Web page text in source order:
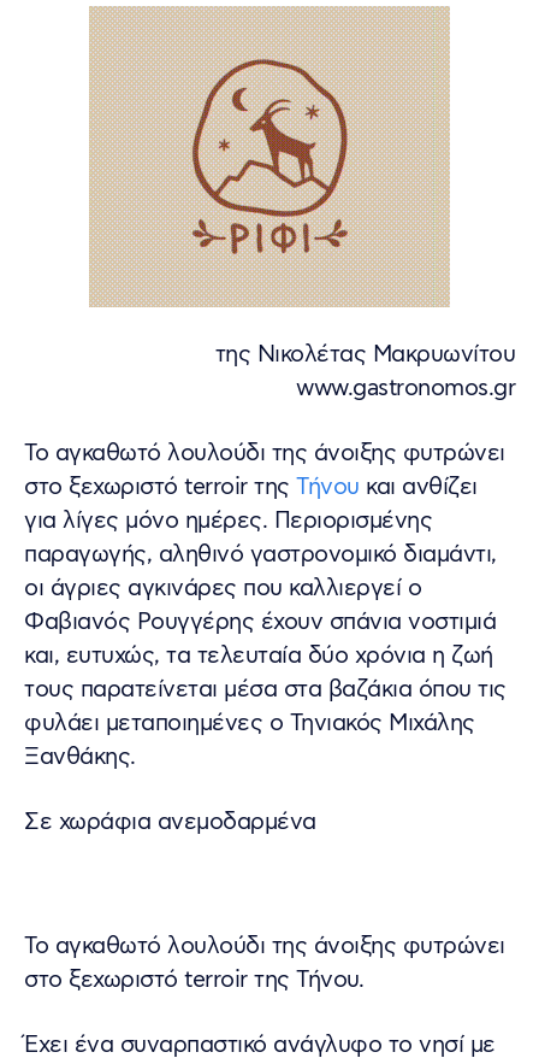
της Νικολέτας Μακρυωνίτου
www.gastronomos.gr
Το αγκαθωτό λουλούδι της άνοιξης φυτρώνει
στο ξεχωριστό terroir της Τήνου και ανθίζει
για λίγες μόνο ημέρες. Περιορισμένης
παραγωγής, αληθινό γαστρονομικό διαμάντι,
οι άγριες αγκινάρες που καλλιεργεί ο
Φαβιανός Ρουγγέρης έχουν σπάνια νοστιμιά
και, ευτυχώς, τα τελευταία δύο χρόνια η ζωή
τους παρατείνεται μέσα στα βαζάκια όπου τις
φυλάει μεταποιημένες ο Τηνιακός Μιχάλης
Ξανθάκης.
Σε χωράφια ανεμοδαρμένα
Το αγκαθωτό λουλούδι της άνοιξης φυτρώνει
στο ξεχωριστό terroir της Τήνου.
Έχει ένα συναρπαστικό ανάγλυφο το νησί με